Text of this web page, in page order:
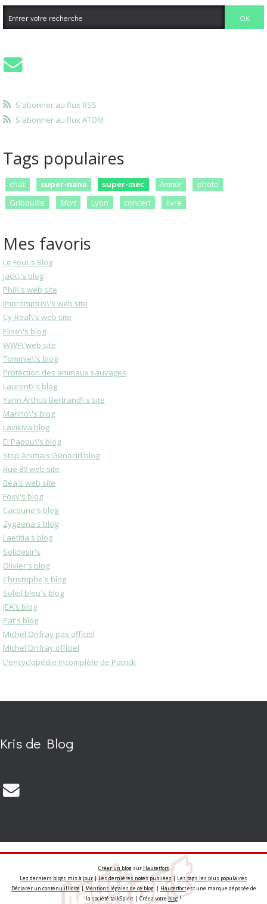
S'abonner au flux RSS
S'abonner au flux ATOM
Tags populaires
chat super-nana super-mec Amour
photo
Gribouille
Mort Lyon concert livre
Mes favoris
Le Fou\'s Blog
Jack\'s blog
Phil\'s web site
Impromptus\'s web site
Cy-Real\'s web site
Elise\'s blog
WWF\'web site
Tommie\'s blog
Protection des animaux sauvages
Laurent\'s blog
Yann Arthus Bertrand\'s site
Marino\'s blog
Lavikiva'blog
El Papou\'s blog
Stop Animals Genocid'blog
Rue 89 web site
Béa's web site
Foxy's blog
Cacoune's blog
Zygaena's blog
Laetitia's blog
Solidesir's
Olivier's blog
Christophe's blog
Soleil bleu's blog
JEA's blog
Pat's blog
Michel Onfray pas officiel
Michel Onfray officiel
L'encyclopédie incomplète de Patrick
Kris de Blog
Créer un blog sur Hautetfort
Les derniers blogs mis à jour|Les dernières notes publiées | Les tags les plus populaires
Déclarer un contenu illicite|Mentions légales de ce blog| Hautetfortest une marque déposée de
la société talkSpirit | Créez votreblog!